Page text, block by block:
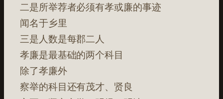
二是所举荐者必须有孝或廉的事迹
闻名于乡里
三是人数是每郡二人
孝廉是最基础的两个科目
除了孝廉外
察举的科目还有茂才、贤良